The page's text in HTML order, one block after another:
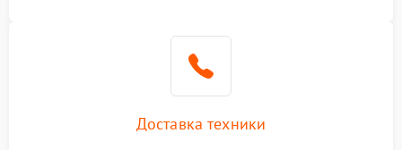
Доставка техники